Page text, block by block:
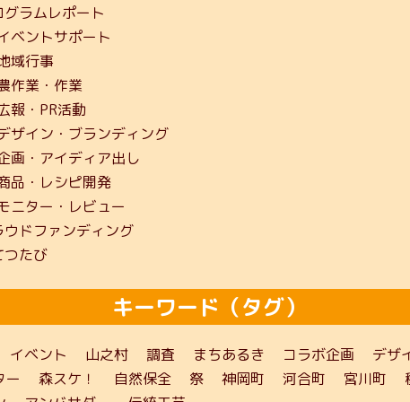
グラムレポート
ベントサポート
域行事
作業・作業
報・PR活動
ザイン・ブランディング
画・アイディア出し
品・レシピ開発
ニター・レビュー
ウドファンディング
つたび
キーワード（タグ）
イベント 山之村 調査 まちあるき コラボ企画 デザ
ー
森スケ！ 自然保全 祭 神岡町 河合町 宮川町